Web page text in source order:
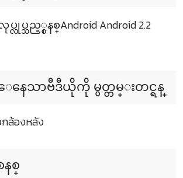
ပ္သည့္စနစ္Android Android 2.2
ေနေသာဗီဒီယိုကို မွတ္တမ္းတင္ရန္
ล้องหลัง
စ္